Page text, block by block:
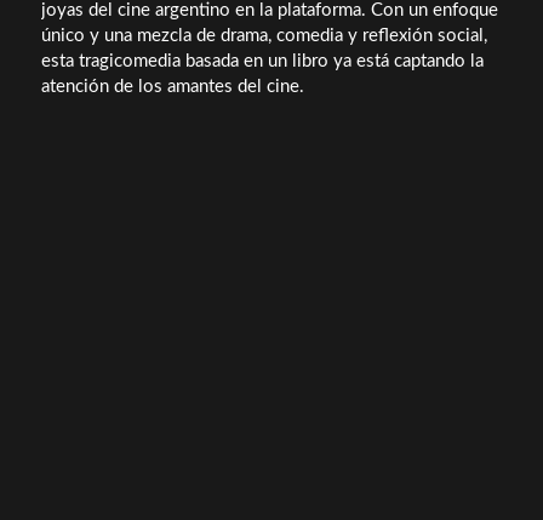
joyas del cine argentino en la plataforma. Con un enfoque
único y una mezcla de drama, comedia y reflexión social,
esta tragicomedia basada en un libro ya está captando la
atención de los amantes del cine.